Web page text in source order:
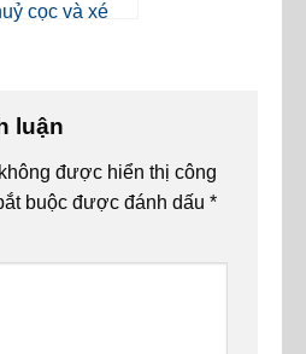
cọc và xé
luận
được hiển thị công
buộc được đánh dấu *